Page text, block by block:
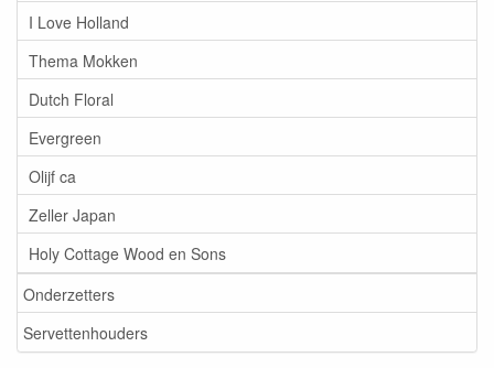
I Love Holland
Thema Mokken
Dutch Floral
Evergreen
Olijf ca
Zeller Japan
Holy Cottage Wood en Sons
Onderzetters
Servettenhouders